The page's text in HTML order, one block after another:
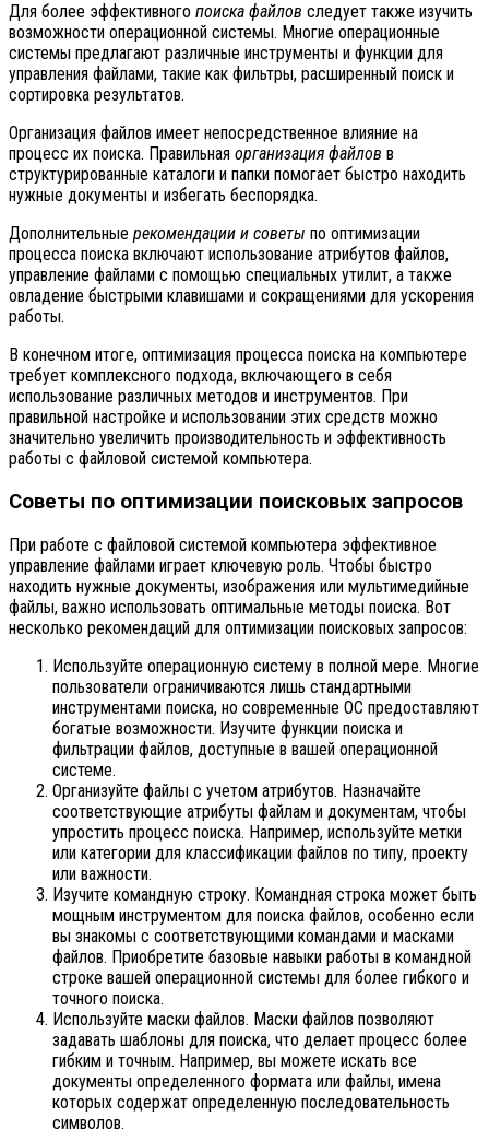
Для более эффективного поиска файлов следует также изучить
возможности операционной системы. Многие операционные
системы предлагают различные инструменты и функции для
управления файлами, такие как фильтры, расширенный поиск и
сортировка результатов.
Организация файлов имеет непосредственное влияние на
процесс их поиска. Правильная организация файлов в
структурированные каталоги и папки помогает быстро находить
нужные документы и избегать беспорядка.
Дополнительные рекомендации и советы по оптимизации
процесса поиска включают использование атрибутов файлов,
управление файлами с помощью специальных утилит, а также
овладение быстрыми клавишами и сокращениями для ускорения
работы.
В конечном итоге, оптимизация процесса поиска на компьютере
требует комплексного подхода, включающего в себя
использование различных методов и инструментов. При
правильной настройке и использовании этих средств можно
значительно увеличить производительность и эффективность
работы с файловой системой компьютера.
Советы по оптимизации поисковых запросов
При работе с файловой системой компьютера эффективное
управление файлами играет ключевую роль. Чтобы быстро
находить нужные документы, изображения или мультимедийные
файлы, важно использовать оптимальные методы поиска. Вот
несколько рекомендаций для оптимизации поисковых запросов:
Используйте операционную систему в полной мере. Многие
пользователи ограничиваются лишь стандартными
инструментами поиска, но современные ОС предоставляют
богатые возможности. Изучите функции поиска и
фильтрации файлов, доступные в вашей операционной
системе.
Организуйте файлы с учетом атрибутов. Назначайте
соответствующие атрибуты файлам и документам, чтобы
упростить процесс поиска. Например, используйте метки
или категории для классификации файлов по типу, проекту
или важности.
Изучите командную строку. Командная строка может быть
мощным инструментом для поиска файлов, особенно если
вы знакомы с соответствующими командами и масками
файлов. Приобретите базовые навыки работы в командной
строке вашей операционной системы для более гибкого и
точного поиска.
Используйте маски файлов. Маски файлов позволяют
задавать шаблоны для поиска, что делает процесс более
гибким и точным. Например, вы можете искать все
документы определенного формата или файлы, имена
которых содержат определенную последовательность
символов.